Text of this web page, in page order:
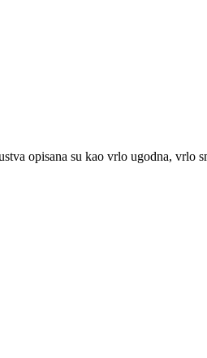
opisana su kao vrlo ugodna, vrlo